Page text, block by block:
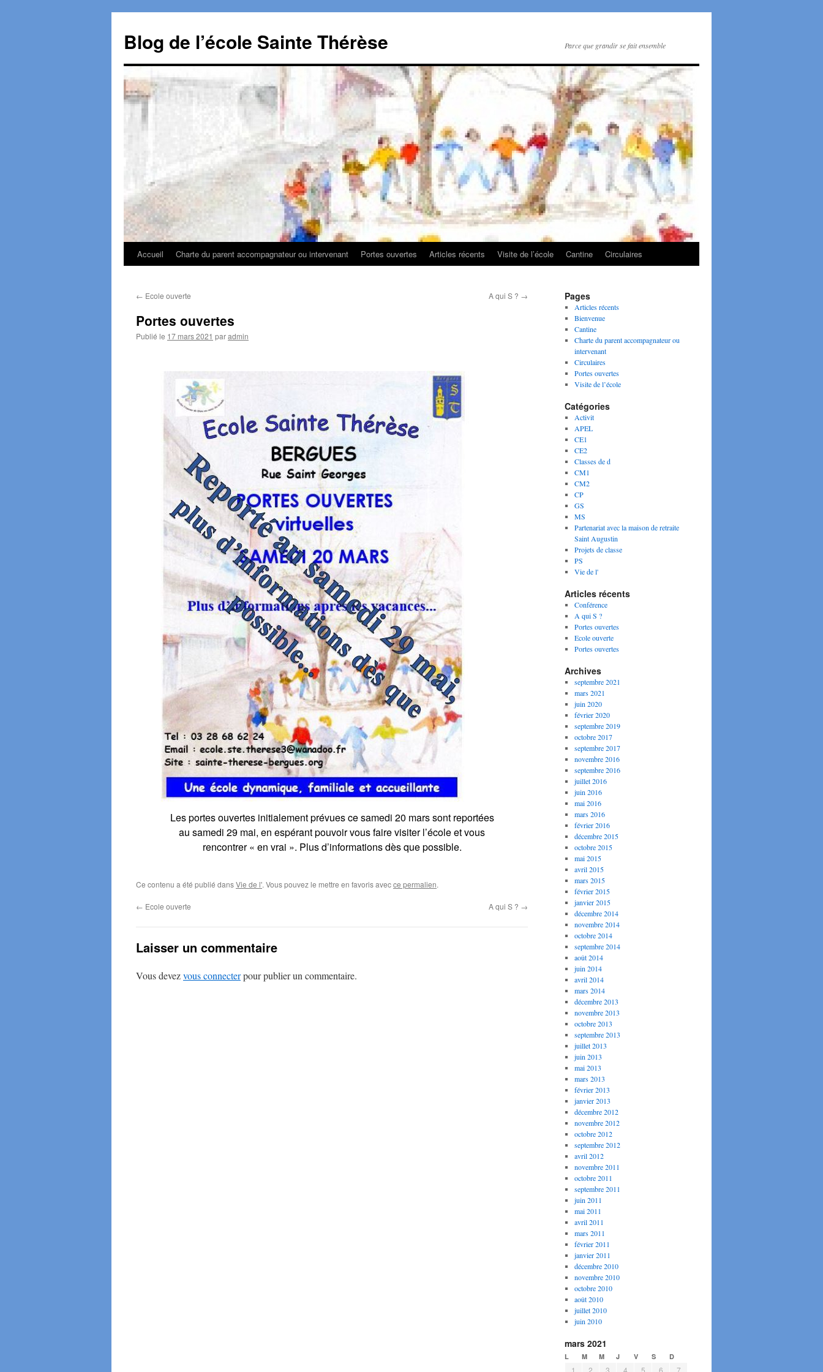
contenu
Blog de l’école Sainte Thérèse Parce que grandir se fait ensemble
Accueil Charte du parent accompagnateur ou intervenant Portes ouvertes Articles récents Visite de l’école Cantine Circulaires
← Ecole ouverte A qui S ? →
Portes ouvertes
Publié le 17 mars 2021 paradmin
Les portes ouvertes initialement prévues ce samedi 20 mars sont reportées
au samedi 29 mai, en espérant pouvoir vous faire visiter l’école et vous
rencontrer « en vrai ». Plus d’informations dès que possible.
Ce contenu a été publié dansVie de l'. Vous pouvez le mettre en favoris avecce permalien.
← Ecole ouverte A qui S ? →
Laisser un commentaire
Vous devezvous connecterpour publier un commentaire.
Pages
Articles récents
Bienvenue
Cantine
Charte du parent accompagnateur ou
intervenant
Circulaires
Portes ouvertes
Visite de l’école
Catégories
Activit
APEL
CE1
CE2
Classes de d
CM1
CM2
CP
GS
MS
Partenariat avec la maison de retraite
Saint Augustin
Projets de classe
PS
Vie de l'
Articles récents
Conférence
A qui S ?
Portes ouvertes
Ecole ouverte
Portes ouvertes
Archives
septembre 2021
mars 2021
juin 2020
février 2020
septembre 2019
octobre 2017
septembre 2017
novembre 2016
septembre 2016
juillet 2016
juin 2016
mai 2016
mars 2016
février 2016
décembre 2015
octobre 2015
mai 2015
avril 2015
mars 2015
février 2015
janvier 2015
décembre 2014
novembre 2014
octobre 2014
septembre 2014
août 2014
juin 2014
avril 2014
mars 2014
décembre 2013
novembre 2013
octobre 2013
septembre 2013
juillet 2013
juin 2013
mai 2013
mars 2013
février 2013
janvier 2013
décembre 2012
novembre 2012
octobre 2012
septembre 2012
avril 2012
novembre 2011
octobre 2011
septembre 2011
juin 2011
mai 2011
avril 2011
mars 2011
février 2011
janvier 2011
décembre 2010
novembre 2010
octobre 2010
août 2010
juillet 2010
juin 2010
mars 2021
L M M J V S D
1 2 3 4 5 6 7